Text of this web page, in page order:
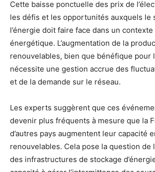
Cette baisse ponctuelle des prix de
les défis et les opportunités auxquels le
l’énergie doit faire face dans un
énergétique. L’augmentation de la
renouvelables, bien que bénéfique pour
nécessite une gestion accrue des
et de la demande sur le réseau.
Les experts suggèrent que ces
devenir plus fréquents à mesure que la
d’autres pays augmentent leur capacité
renouvelables. Cela pose la question de
des infrastructures de stockage